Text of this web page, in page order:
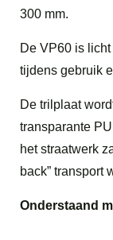
300 mm.
De VP60 is
tijdens gebruik
De trilplaat
transparante
het straatwerk
back” transport
Onderstaand